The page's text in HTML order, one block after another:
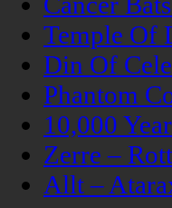
Temple Of
Din Of
Phantom
10,000
Zerre –
Allt –